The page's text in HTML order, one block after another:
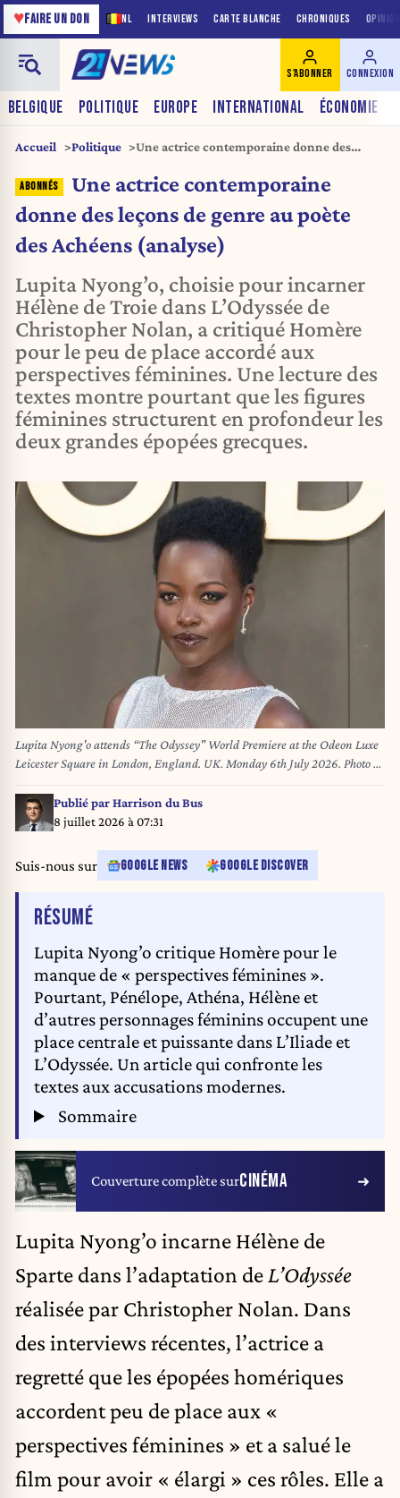
NL INTERVIEWS CARTE BLANCHE CHRONIQUES
♥FAIRE UN DON
BELGIQUE POLITIQUE EUROPE INTERNATIONAL ÉCONOMIE
S'ABONNER CONNEXION
Accueil Politique
Une actrice contemporaine donne des
(analyse)
Une actrice contemporaine
donne des leçons de genre au poète
des Achéens (analyse)
Lupita Nyong’o, choisie pour incarner
Hélène de Troie dans L’Odyssée de
Christopher Nolan, a critiqué Homère
pour le peu de place accordé aux
perspectives féminines. Une lecture des
textes montre pourtant que les figures
féminines structurent en profondeur les
deux grandes épopées grecques.
Lupita Nyong'o attends “The Odyssey" World Premiere at the Odeon Luxe
Leicester Square in London, England. UK. Monday 6th July 2026. Photo by
Famous/ABACAPRESS.COM
Publié parHarrison du Bus
8 juillet 2026 à 07:31
Suis-nous sur GOOGLE NEWS GOOGLE DISCOVER
RÉSUMÉDE L'ARTICLE
Lupita Nyong’o critique Homère pour le
manque de « perspectives féminines ».
Pourtant, Pénélope, Athéna, Hélène et
d’autres personnages féminins occupent une
place centrale et puissante dans L’Iliade et
L’Odyssée. Un article qui confronte les
textes aux accusations modernes.
Sommaire
Couverture complète surCINÉMA
Lupita Nyong’o incarne Hélène de
Sparte dans l’adaptation de L’Odyssée
réalisée par Christopher Nolan. Dans
des interviews récentes, l’actrice a
regretté que les épopées homériques
accordent peu de place aux «
perspectives féminines » et a salué le
film pour avoir « élargi » ces rôles. Elle a